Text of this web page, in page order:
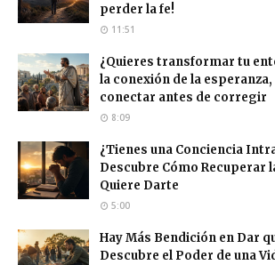
perder la fe!
11:51
¿Quieres transformar tu
la conexión de la
conectar antes de corregir
8:09
¿Tienes una Conciencia
Descubre Cómo Recuperar
Quiere Darte
5:00
Hay Más Bendición en Dar
Descubre el Poder de una